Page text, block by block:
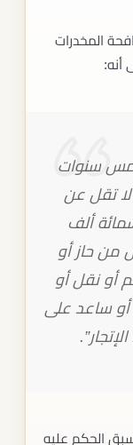
المخدرات
أنه:
سنوات
لا تقل عن
ألف
من حاز أو
أو نقل أو
ساعد على
الحكم عليه